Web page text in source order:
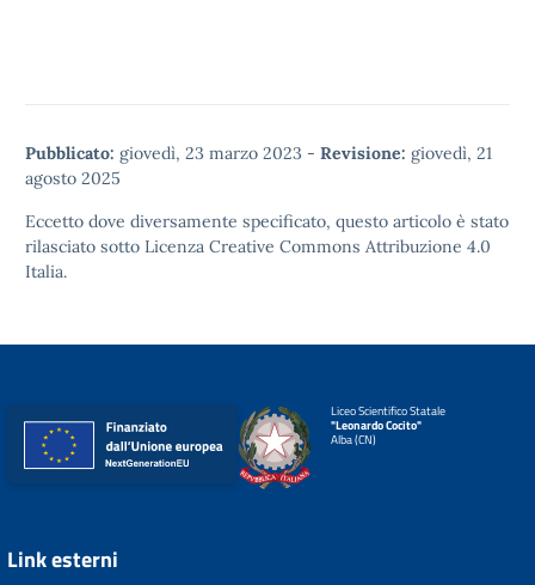
Pubblicato: giovedì, 23 marzo 2023 - Revisione: giovedì, 21
agosto 2025
Eccetto dove diversamente specificato, questo articolo è stato
rilasciato sotto Licenza Creative Commons Attribuzione 4.0
Italia.
Liceo Scientifico Statale
"Leonardo Cocito"
Alba (CN)
Link esterni